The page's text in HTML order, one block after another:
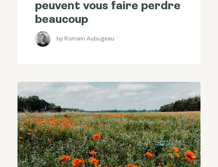
peuvent vous faire perdre
beaucoup
by Romain Aubugeau